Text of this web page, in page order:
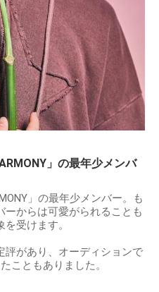
」の最年少メンバ
」の最年少メンバー。も
ーからは可愛がられることも
受けます。
評があり、オーディションで
こともありました。